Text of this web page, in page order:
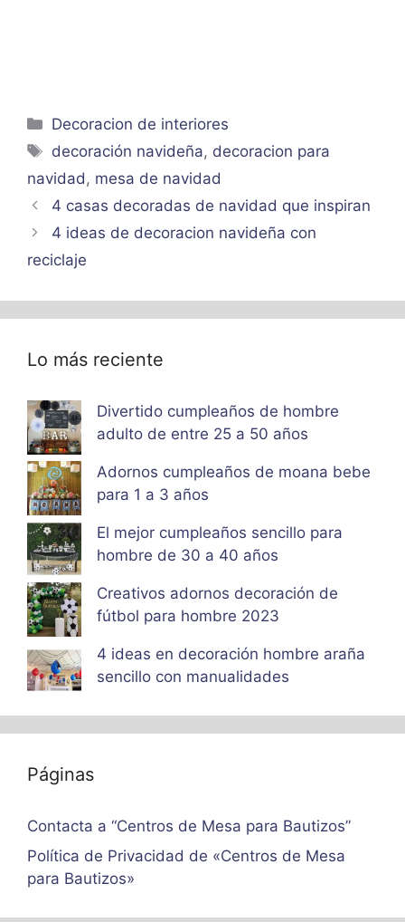
Categorías
Decoracion de interiores
Etiquetas
decoración navideña, decoracion para
navidad , mesa de navidad
4 casas decoradas de navidad que inspiran
4 ideas de decoracion navideña con
reciclaje
Lo más reciente
Divertido cumpleaños de hombre
adulto de entre 25 a 50 años
Adornos cumpleaños de moana bebe
para 1 a 3 años
El mejor cumpleaños sencillo para
hombre de 30 a 40 años
Creativos adornos decoración de
fútbol para hombre 2023
4 ideas en decoración hombre araña
sencillo con manualidades
Páginas
Contacta a “Centros de Mesa para Bautizos”
Política de Privacidad de «Centros de Mesa
para Bautizos»